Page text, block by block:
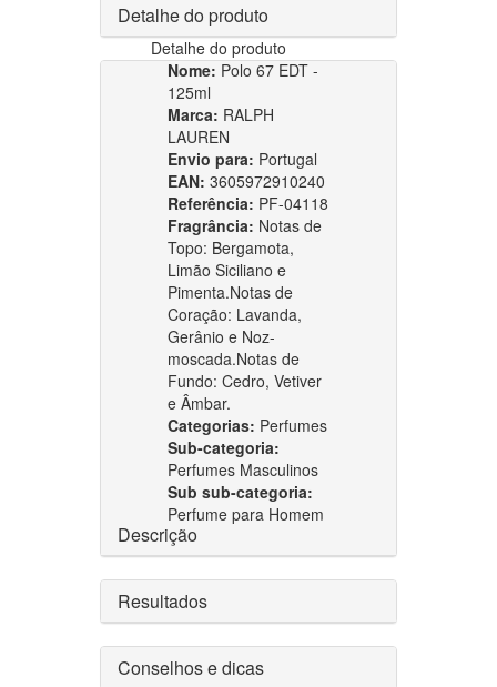
Detalhe do produto
Detalhe do produto
Nome: Polo 67 EDT -
125ml
Marca: RALPH
LAUREN
Envio para: Portugal
EAN: 3605972910240
Referência: PF-04118
Fragrância: Notas de
Topo: Bergamota,
Limão Siciliano e
Pimenta.Notas de
Coração: Lavanda,
Gerânio e Noz-
moscada.Notas de
Fundo: Cedro, Vetiver
e Âmbar.
Categorias: Perfumes
Sub-categoria:
Perfumes Masculinos
Sub sub-categoria:
Perfume para Homem
Descrição
Resultados
Conselhos e dicas